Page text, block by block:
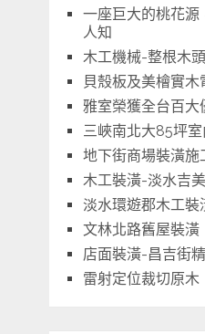
一座巨大的桃花
人知
木工機械-整根木
貝殼板及美檜實
雅室榮獲全台百大
三峽南北大85坪
地下街商場裝潢施
木工裝潢-淡水吉
淡水環遊郡木工裝
文林北路舊屋裝潢
店面裝潢-昌吉街
雷射定位裁切原木